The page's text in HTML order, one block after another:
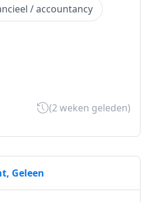
/ accountancy
(2 weken geleden)
Geleen